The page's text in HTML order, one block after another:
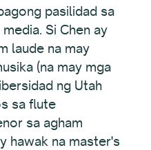
pasilidad sa
Si Chen ay
laude na may
(na may mga
ng Utah
sa flute
sa agham
hawak na master's